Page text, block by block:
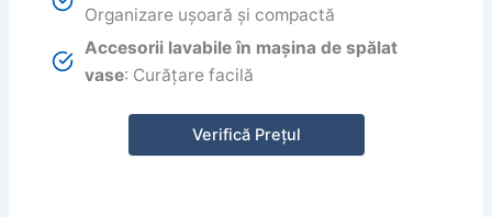
Organizare ușoară și compactă
Accesorii lavabile în mașina de spălat
vase: Curățare facilă
Verifică Prețul